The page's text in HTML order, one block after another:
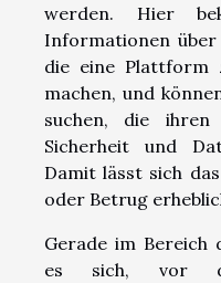
werden. Hier
Informationen
die eine Plattform
machen, und
suchen, die
Sicherheit und
Damit lässt sich
oder Betrug
Gerade im Bereich
es sich, vor